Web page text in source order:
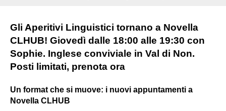
Gli Aperitivi Linguistici tornano a Novella
CLHUB! Giovedì dalle 18:00 alle 19:30 con
Sophie. Inglese conviviale in Val di Non.
Posti limitati, prenota ora
Un format che si muove: i nuovi appuntamenti a
Novella CLHUB